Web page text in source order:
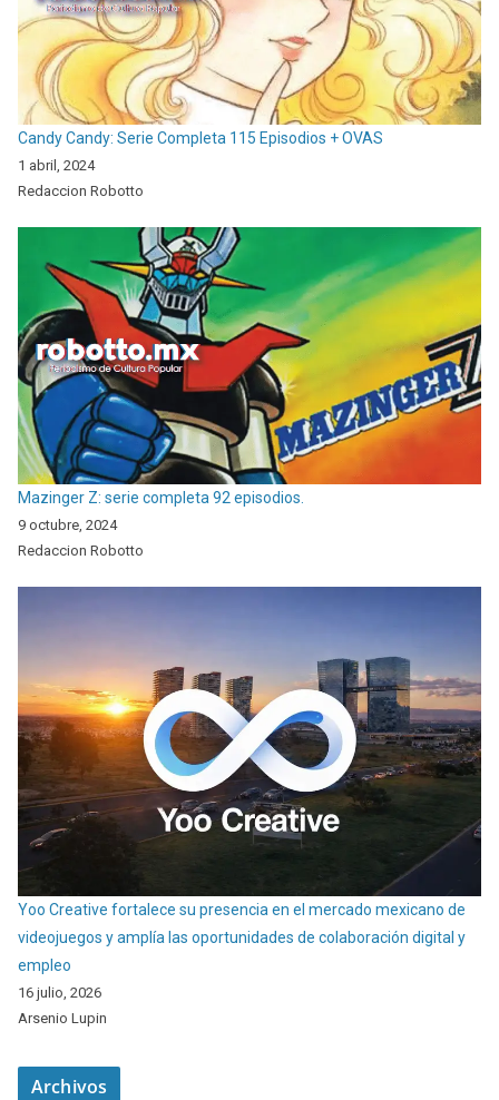
Candy Candy: Serie Completa 115 Episodios + OVAS
1 abril, 2024
Redaccion Robotto
Mazinger Z: serie completa 92 episodios.
9 octubre, 2024
Redaccion Robotto
Yoo Creative fortalece su presencia en el mercado mexicano de
videojuegos y amplía las oportunidades de colaboración digital y
empleo
16 julio, 2026
Arsenio Lupin
Archivos